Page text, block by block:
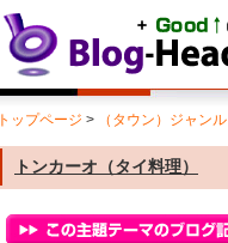
トップページ > （タウン）ジャンル
トンカーオ（タイ料理）